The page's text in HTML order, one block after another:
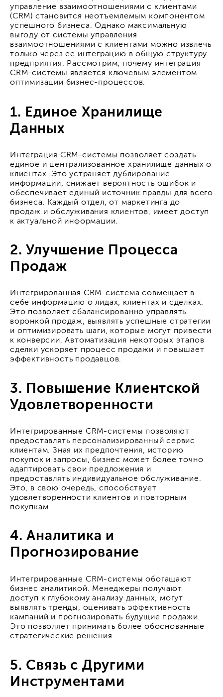
управление взаимоотношениями с клиентами
(CRM) становится неотъемлемым компонентом
успешного бизнеса. Однако максимальную
выгоду от системы управления
взаимоотношениями с клиентами можно извлечь
только через ее интеграцию в общую структуру
предприятия. Рассмотрим, почему интеграция
CRM-системы является ключевым элементом
оптимизации бизнес-процессов.
1. Единое Хранилище
Данных
Интеграция CRM-системы позволяет создать
единое и централизованное хранилище данных о
клиентах. Это устраняет дублирование
информации, снижает вероятность ошибок и
обеспечивает единый источник правды для всего
бизнеса. Каждый отдел, от маркетинга до
продаж и обслуживания клиентов, имеет доступ
к актуальной информации.
2. Улучшение Процесса
Продаж
Интегрированная CRM-система совмещает в
себе информацию о лидах, клиентах и сделках.
Это позволяет сбалансированно управлять
воронкой продаж, выявлять успешные стратегии
и оптимизировать шаги, которые могут привести
к конверсии. Автоматизация некоторых этапов
сделки ускоряет процесс продажи и повышает
эффективность продавцов.
3. Повышение Клиентской
Удовлетворенности
Интегрированные CRM-системы позволяют
предоставлять персонализированный сервис
клиентам. Зная их предпочтения, историю
покупок и запросы, бизнес может более точно
адаптировать свои предложения и
предоставлять индивидуальное обслуживание.
Это, в свою очередь, способствует
удовлетворенности клиентов и повторным
покупкам.
4. Аналитика и
Прогнозирование
Интегрированные CRM-системы обогащают
бизнес аналитикой. Менеджеры получают
доступ к глубокому анализу данных, могут
выявлять тренды, оценивать эффективность
кампаний и прогнозировать будущие продажи.
Это позволяет принимать более обоснованные
стратегические решения.
5. Связь с Другими
Инструментами